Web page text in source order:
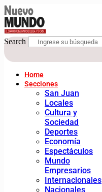
Search
Home
Secciones
San Juan
Locales
Cultura y
Sociedad
Deportes
Economía
Espectáculos
Mundo
Empresarios
Internacionales
Nacionales